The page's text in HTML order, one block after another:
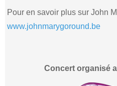
Pour en savoir plus sur John
www.johnmarygoround.be
Concert organisé